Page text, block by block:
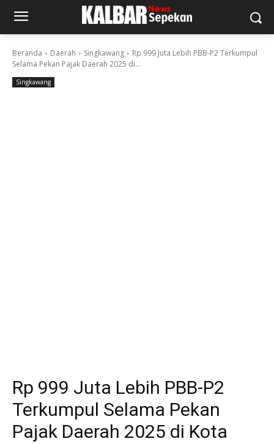
Beranda Daerah Singkawang
Rp 999 Juta Lebih PBB-P2 Terkumpul
Selama Pekan Pajak Daerah 2025 di...
Singkawang
Rp 999 Juta Lebih PBB-P2
Terkumpul Selama Pekan
Pajak Daerah 2025 di Kota